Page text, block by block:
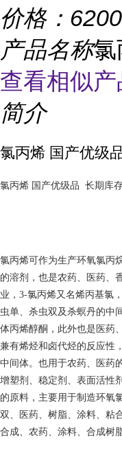
价格： 6200
产品名称氯
查看相似
简介
氯丙烯 国产优级
氯丙烯 国产优级品  长期库
氯丙烯可作为生产环氧氯丙
的溶剂，也是农药、医药、
业，3-氯丙烯又名烯丙基氯
虫单、杀虫双及杀螟丹的中
体丙烯醇酮，此外也是医药
兼有烯烃和卤代烃的反应性
中间体。也用于农药、医药
增塑剂、稳定剂、表面活性
的原料，主要用于制造环氧
双、医药、树脂、涂料、粘
合成、农药、涂料、合成树